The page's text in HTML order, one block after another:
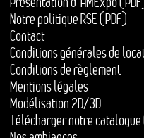
Notre politique RSE (PDF)
Contact
Conditions générales de
Conditions de règlement
Mentions légales
Modélisation 2D/3D
Télécharger notre catalogue